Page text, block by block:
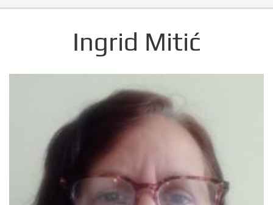
Ingrid Mitić